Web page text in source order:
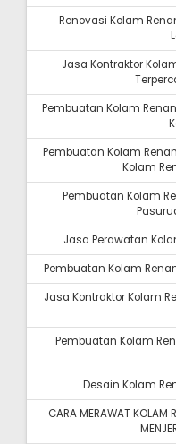
Renovasi Kolam
Jasa Kontraktor
Pembuatan Kolam
Pembuatan Kolam
Kolam
Pembuatan Kolam
Jasa Perawatan
Pembuatan Kolam
Jasa Kontraktor Kolam
Pembuatan Kolam
Desain Kolam
CARA MERAWAT KOLAM